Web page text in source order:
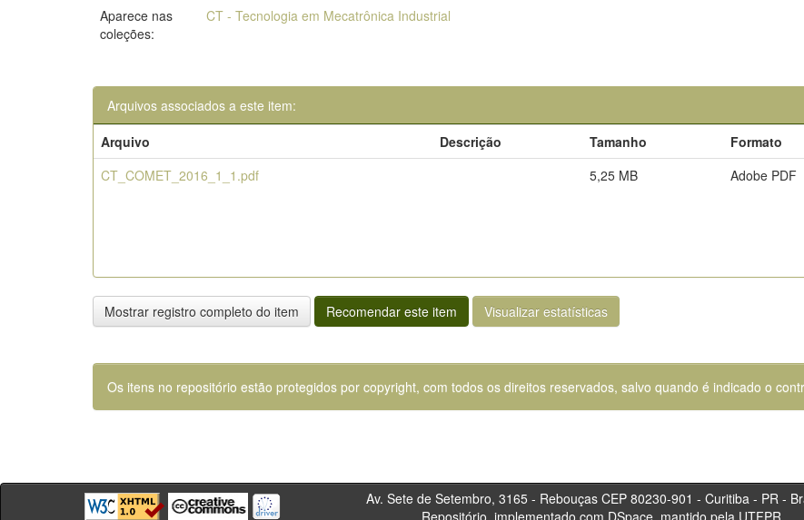
Aparece nas
coleções:
CT - Tecnologia em Mecatrônica Industrial
Arquivos associados a este item:
Arquivo
Descrição Tamanho
Formato
CT_COMET_2016_1_1.pdf
5,25 MB Adobe PDF
Mostrar registro completo do item Recomendar este item Visualizar estatísticas
Os itens no repositório estão protegidos por copyright, com todos os direitos reservados, salvo quando é indicado o
Av. Sete de Setembro, 3165 - Rebouças CEP 80230-901 -
Repositório, implementado com DSpace, mantido pela UTFPR